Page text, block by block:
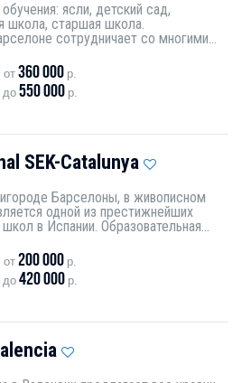
ясли, детский сад,
школа, старшая школа.
сотрудничает со многими...
от360 000 р.
до550 000 р.
SEK-Catalunya
Барселоны, в живописном
одной из престижнейших
в Испании. Образовательная...
от200 000 р.
до420 000 р.